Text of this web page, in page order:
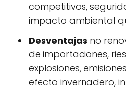
competitivos,
impacto ambiental
Desventajas no
de importaciones,
explosiones,
efecto invernadero,